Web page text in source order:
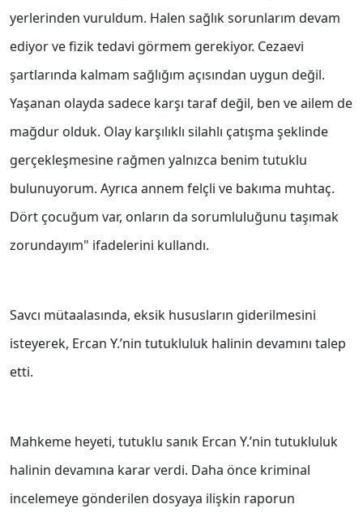
yerlerinden vuruldum. Halen sağlık sorunlarım devam
ediyor ve fizik tedavi görmem gerekiyor. Cezaevi
şartlarında kalmam sağlığım açısından uygun değil.
Yaşanan olayda sadece karşı taraf değil, ben ve ailem de
mağdur olduk. Olay karşılıklı silahlı çatışma şeklinde
gerçekleşmesine rağmen yalnızca benim tutuklu
bulunuyorum. Ayrıca annem felçli ve bakıma muhtaç.
Dört çocuğum var, onların da sorumluluğunu taşımak
zorundayım" ifadelerini kullandı.
Savcı mütaalasında, eksik hususların giderilmesini
isteyerek, Ercan Y.’nin tutukluluk halinin devamını talep
etti.
Mahkeme heyeti, tutuklu sanık Ercan Y.’nin tutukluluk
halinin devamına karar verdi. Daha önce kriminal
incelemeye gönderilen dosyaya ilişkin raporun